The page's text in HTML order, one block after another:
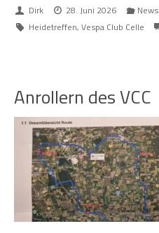
Dirk 28. Juni 2026
News
Heidetreffen, Vespa Club Celle
Anrollern des VCC